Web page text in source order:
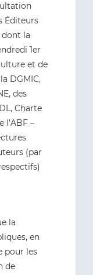
Éditeurs
dont la
1er
et de
DGMIC,
des
Charte
l’ABF –
(par
la
en
pour les
de